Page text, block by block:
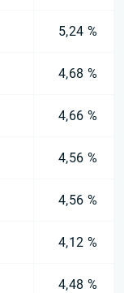
5,24 %
4,68 %
4,66 %
4,56 %
4,56 %
4,12 %
4,48 %